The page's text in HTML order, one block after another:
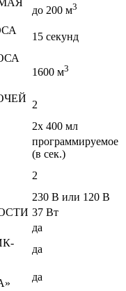
до 200 м3
15 секунд
1600 м3
2
2x 400 мл
программируемое
(в сек.)
2
230 В или 120 В
37 Вт
да
да
да